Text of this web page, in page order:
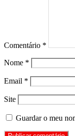
Comentário *
Nome *
Email *
Site
Guardar o meu